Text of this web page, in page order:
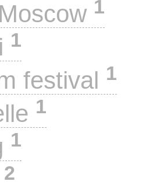
1
1
festival 1
1
1
2